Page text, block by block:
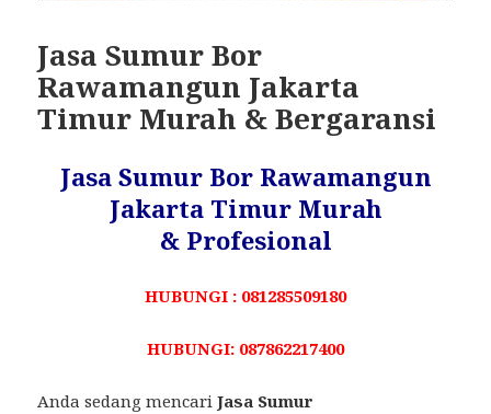
Jasa Sumur Bor
Rawamangun Jakarta
Timur Murah & Bergaransi
Jasa Sumur Bor Rawamangun
Jakarta Timur Murah
& Profesional
HUBUNGI : 081285509180
HUBUNGI: 087862217400
Anda sedang mencariJasa Sumur